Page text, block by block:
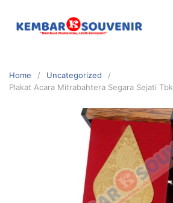
Home
Uncategorized
Plakat Acara Mitrabahtera Segara Sejati Tbk